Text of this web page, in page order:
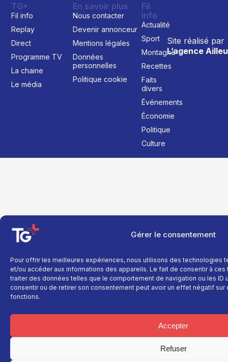
Gérer le consentement
Pour offrir les meilleures expériences, nous utilisons des technologies
et/ou accéder aux informations des appareils. Le fait de consentir à
traiter des données telles que le comportement de navigation ou les ID
consentir ou de retirer son consentement peut avoir un effet négatif
fonctions.
Accepter
Refuser
Site réalisé par
L’agence
TG+
Fil info
Replay
Direct
Programme TV
La chaine
Le média
En savoir plus
Nous contacter
Devenir annonceur
Mentions légales
Données
personnelles
Politique cookie
Fil
info
Actualité
Sport
Montagne
Recettes
Faits
divers
Événements
Économie
Politique
Culture